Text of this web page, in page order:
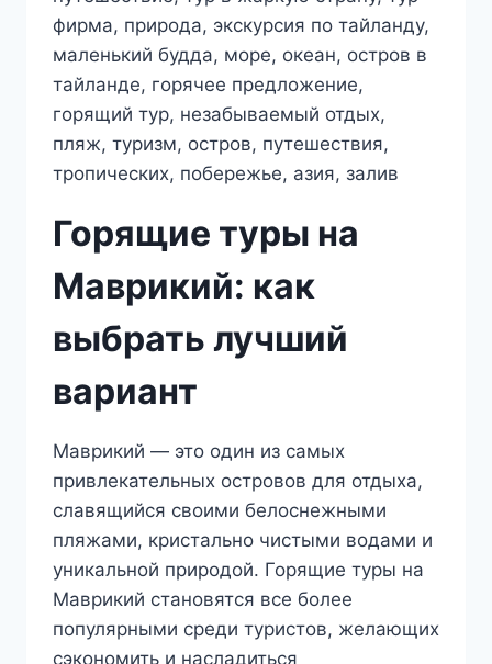
Горящие туры на
Маврикий: как
выбрать лучший
вариант
Маврикий — это один из самых
привлекательных островов для отдыха,
славящийся своими белоснежными
пляжами, кристально чистыми водами и
уникальной природой. Горящие туры на
Маврикий становятся все более
популярными среди туристов, желающих
сэкономить и насладиться